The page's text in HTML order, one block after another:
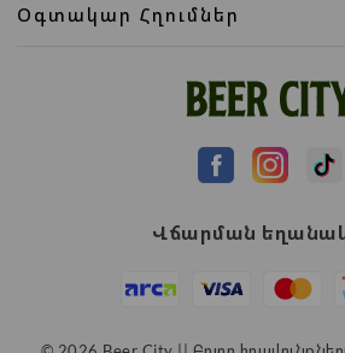
Օգտակար Հղումներ
Վճարման